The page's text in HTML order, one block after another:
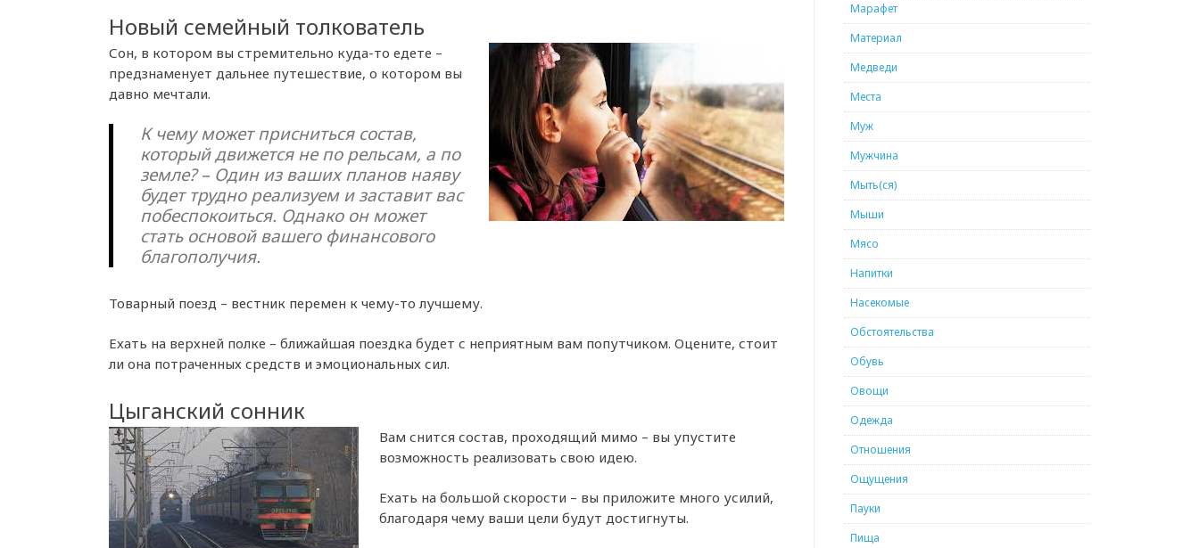
Новый семейный толкователь
Сон, в котором вы стремительно куда-то едете –
предзнаменует дальнее путешествие, о котором вы
давно мечтали.
К чему может присниться состав,
который движется не по рельсам, а по
земле? – Один из ваших планов наяву
будет трудно реализуем и заставит вас
побеспокоиться. Однако он может
стать основой вашего финансового
благополучия.
Товарный поезд – вестник перемен к чему-то лучшему.
Ехать на верхней полке – ближайшая поездка будет с неприятным вам попутчиком. Оцените, стоит
ли она потраченных средств и эмоциональных сил.
Цыганский сонник
Вам снится состав, проходящий мимо – вы упустите
возможность реализовать свою идею.
Ехать на большой скорости – вы приложите много усилий,
благодаря чему ваши цели будут достигнуты.
Марафет
Материал
Медведи
Места
Муж
Мужчина
Мыть(ся)
Мыши
Мясо
Напитки
Насекомые
Обстоятельства
Обувь
Овощи
Одежда
Отношения
Ощущения
Пауки
Пища